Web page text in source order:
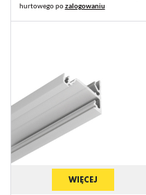
hurtowego pozalogowaniu
WIĘCEJ